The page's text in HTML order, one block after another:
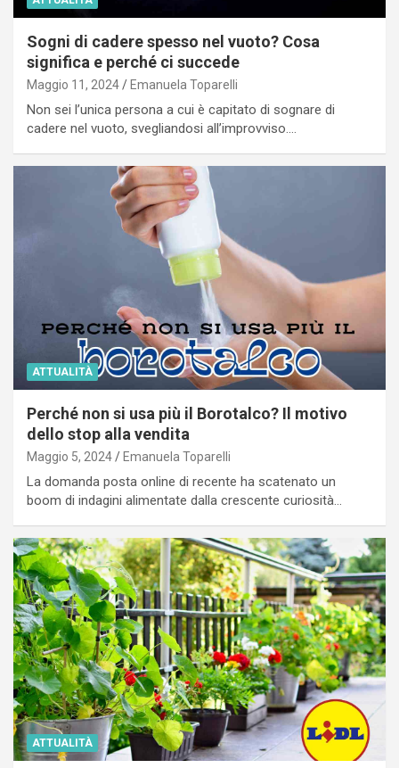
Sogni di cadere spesso nel vuoto? Cosa
significa e perché ci succede
Maggio 11, 2024 Emanuela Toparelli
Non sei l’unica persona a cui è capitato di sognare di
cadere nel vuoto, svegliandosi all’improvviso.…
ATTUALITÀ
Perché non si usa più il Borotalco? Il motivo
dello stop alla vendita
Maggio 5, 2024 Emanuela Toparelli
La domanda posta online di recente ha scatenato un
boom di indagini alimentate dalla crescente curiosità…
ATTUALITÀ